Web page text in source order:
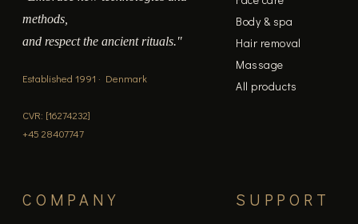
methods,
and respect the ancient rituals."
Established 1991 · Denmark
CVR: [16274232]
+45 28407747
Body & spa
Hair removal
Massage
All products
COMPANY SUPPORT